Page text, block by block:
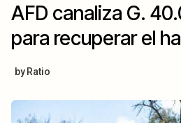
AFD canaliza G.
para recuperar el
by Ratio